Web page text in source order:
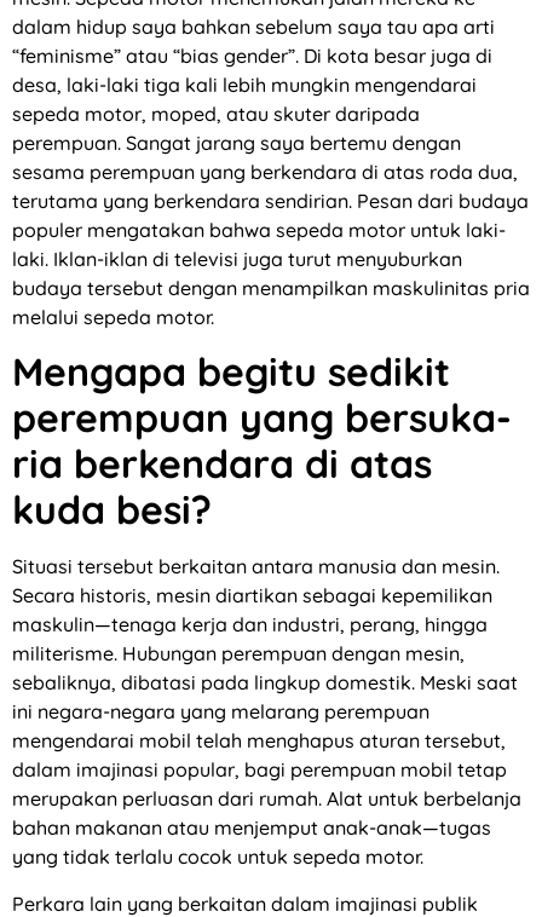
dalam hidup saya bahkan sebelum saya tau apa arti
“feminisme” atau “bias gender”. Di kota besar juga di
desa, laki-laki tiga kali lebih mungkin mengendarai
sepeda motor, moped, atau skuter daripada
perempuan. Sangat jarang saya bertemu dengan
sesama perempuan yang berkendara di atas roda dua,
terutama yang berkendara sendirian. Pesan dari budaya
populer mengatakan bahwa sepeda motor untuk laki-
laki. Iklan-iklan di televisi juga turut menyuburkan
budaya tersebut dengan menampilkan maskulinitas pria
melalui sepeda motor.
Mengapa begitu sedikit
perempuan yang bersuka-
ria berkendara di atas
kuda besi?
Situasi tersebut berkaitan antara manusia dan mesin.
Secara historis, mesin diartikan sebagai kepemilikan
maskulin—tenaga kerja dan industri, perang, hingga
militerisme. Hubungan perempuan dengan mesin,
sebaliknya, dibatasi pada lingkup domestik. Meski saat
ini negara-negara yang melarang perempuan
mengendarai mobil telah menghapus aturan tersebut,
dalam imajinasi popular, bagi perempuan mobil tetap
merupakan perluasan dari rumah. Alat untuk berbelanja
bahan makanan atau menjemput anak-anak—tugas
yang tidak terlalu cocok untuk sepeda motor.
Perkara lain yang berkaitan dalam imajinasi publik